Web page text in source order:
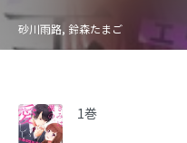
砂川雨路, 鈴森たまご
1巻